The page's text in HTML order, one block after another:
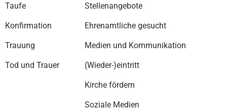
Taufe
Konfirmation
Trauung
Tod und Trauer
Stellenangebote
Ehrenamtliche gesucht
Medien und Kommunikation
(Wieder-)eintritt
Kirche fördern
Soziale Medien